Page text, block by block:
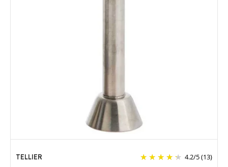
TELLIER 4.2/5(13)